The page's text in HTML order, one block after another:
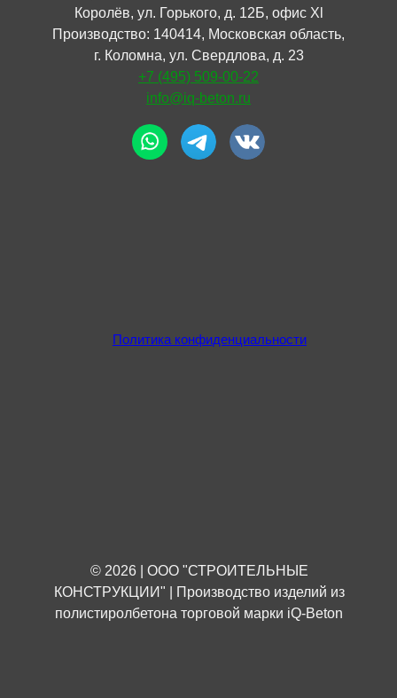
Королёв, ул. Горького, д. 12Б, офис Xl
Производство: 140414, Московская область,
г. Коломна, ул. Свердлова, д. 23
+7 (495) 509-00-22
info@iq-beton.ru
© 2026 | ООО "СТРОИТЕЛЬНЫЕ
КОНСТРУКЦИИ" | Производство изделий из
полистиролбетона торговой марки iQ-Beton
Политика конфиденциальности